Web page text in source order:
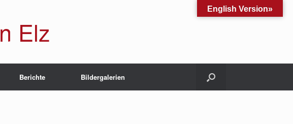
Elz
Berichte Bildergalerien
English Version»